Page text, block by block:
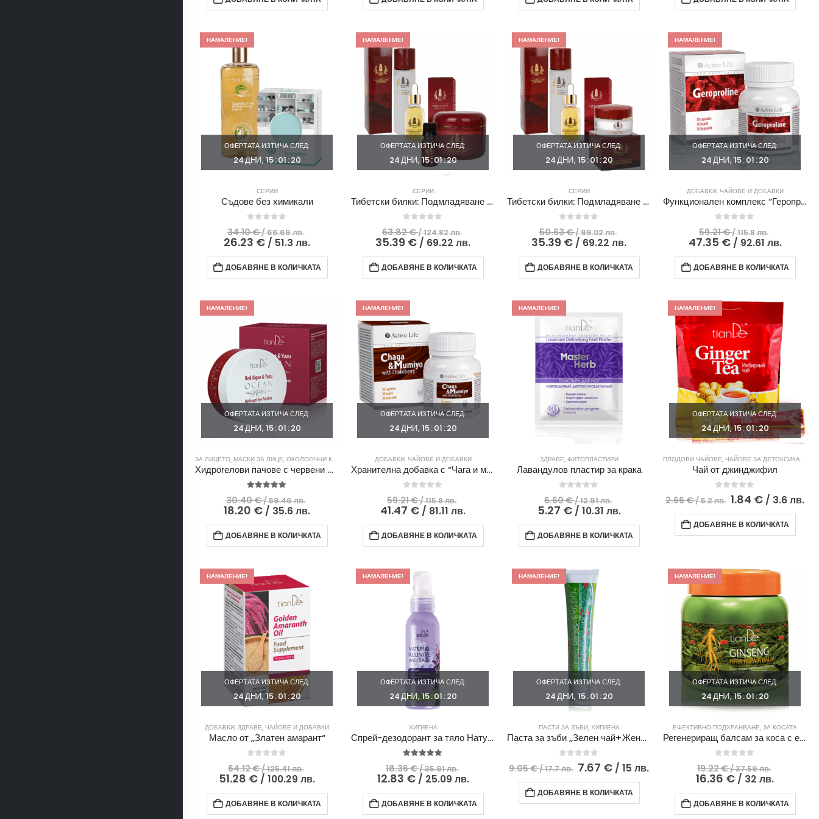
/10.28 € /7.31 € /35.13 € /24.34
НАМАЛЕНИЕ!
ОФЕРТАТА ИЗТИЧА СЛЕД:
24ДНИ 15:01:19
СЕРИИ
Съдове без химикали
34.10€/ 66.69 лв.
price
34.10 €
/
26.23 € / 51.3 лв.Текущата
е:
26.23 €
ДОБАВЯНЕ В КОЛИЧКАТА
НАМАЛЕНИЕ!
ОФЕРТАТА ИЗТИЧА СЛЕД:
24 ДНИ 15:01:19
СЕРИИ
Тибетски билки: Подмладяване с кордицепс
63.82€/ 124.82 лв.
price
63.82 €
/
35.39 € / 69.22 лв.Текущата
е:
35.39 €
ДОБАВЯНЕ В КОЛИЧКАТА
НАМАЛЕНИЕ!
ОФЕРТАТА ИЗТИЧА СЛЕД:
24 ДНИ 15:01 :19
СЕРИИ
Тибетски билки: Подмладяване с кордицепс
50.63€/ 99.02 лв.
price
50.63 €
/
35.39 € / 69.22 лв.Текущата
е:
35.39 €
ДОБАВЯНЕ В КОЛИЧКАТА
НАМАЛЕНИЕ!
ОФЕРТАТА ИЗТИЧА СЛЕД:
24 ДНИ 15:01 :19
ДОБАВКИ, ЧАЙОВЕ И ДОБАВКИ
Функционален комплекс “Геропролин“
59.21€/ 115.8 лв.
price
59.21 €
/
47.35 € / 92.61 лв.
е:
47.35
лв..
ДОБАВЯНЕ В КОЛИЧКАТА
НАМАЛЕНИЕ!
ОФЕРТАТА ИЗТИЧА СЛЕД:
24 ДНИ 15:01 :19
ЗА ЛИЦЕТО, МАСКИ ЗА ЛИЦЕ, ОКОЛООЧНИ КРЕМОВЕ
Хидрогелови пачове с червени морски водорасли и юзу
30.40€/ 59.46 лв.
price
was:
30.40 €
/
18.20 € / 35.6 лв.Текущата
цена
е:
18.20 €
ДОБАВЯНЕ В КОЛИЧКАТА
НАМАЛЕНИЕ!
ОФЕРТАТА ИЗТИЧА СЛЕД:
24 ДНИ 15:01 :19
ДОБАВКИ, ЧАЙОВЕ И ДОБАВКИ
Хранителна добавка с “Чага и мумио“
59.21€/ 115.8 лв.
price
was:
59.21 €
/
41.47 € / 81.11 лв.Текущата
цена
е:
41.47 €
ДОБАВЯНЕ В КОЛИЧКАТА
НАМАЛЕНИЕ!
ЗДРАВЕ, ФИТОПЛАСТИРИ
Лавандулов пластир за крака
6.60€/ 12.91 лв.
price
was:
6.60 €
/
5.27 € / 10.31 лв.Текущата
цена
е:
5.27 €
ДОБАВЯНЕ В КОЛИЧКАТА
НАМАЛЕНИЕ!
ОФЕРТАТА ИЗТИЧА СЛЕД:
24ДНИ 15:01:19
ПЛОДОВИ ЧАЙОВЕ, ЧАЙОВЕ ЗА ДЕТОКСИКАЦИЯ
Чай от джинджифил
out of 5
2.66€/ 5.2 лв. Original
price
was:
2.66 €
лв..
1.84 € / 3.6 лв.
ДОБАВЯНЕ В КОЛИЧКАТА
НАМАЛЕНИЕ!
ОФЕРТАТА ИЗТИЧА СЛЕД:
24 ДНИ 15:01:19
ДОБАВКИ, ЗДРАВЕ, ЧАЙОВЕ И ДОБАВКИ
Масло от ,,Златен амарант“
64.12€/ 125.41 лв.
price
was:
64.12 €
/
51.28 € / 100.29 лв.Текущата
цена
е:
51.28 €
ДОБАВЯНЕ В КОЛИЧКАТА
НАМАЛЕНИЕ!
ОФЕРТАТА ИЗТИЧА СЛЕД:
24 ДНИ 15:01 :19
ХИГИЕНА
Спрей-дезодорант за тяло Натурален алунит и салвия
18.36€/ 35.91 лв.
price
was:
18.36 €
/
12.83 € / 25.09 лв.Текущата
цена
е:
12.83 €
ДОБАВЯНЕ В КОЛИЧКАТА
НАМАЛЕНИЕ!
ОФЕРТАТА ИЗТИЧА СЛЕД:
24 ДНИ 15:01 :19
ПАСТИ ЗА ЗЪБИ, ХИГИЕНА
Паста за зъби ,,Зелен чай+Женшен Санчи“
out of 5
9.05€/ 17.7 лв. Original
price
was:
9.05 €
7.67 € / 15 лв.Текущата
7.67 €
ДОБАВЯНЕ В КОЛИЧКАТА
НАМАЛЕНИЕ!
ОФЕРТАТА ИЗТИЧА СЛЕД:
24ДНИ 15:01:19
ЕФЕКТИВНО ПОДХРАНВАНЕ, ЗА КОСАТА
Регенериращ балсам за коса с екстракт от женшен
19.22€/ 37.59 лв.
price
was:
19.22 €
/
16.36 € / 32 лв.
цена
е:
16.36 €
ДОБАВЯНЕ В КОЛИЧКАТА